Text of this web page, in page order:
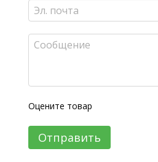
Оцените товар
Отправить